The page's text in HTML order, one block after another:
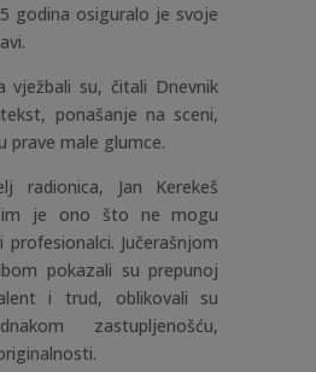
godina osiguralo je svoje
vježbali su, čitali Dnevnik
ponašanje na sceni,
prave male glumce.
radionica, Jan Kerekeš
im je ono što ne mogu
profesionalci. Jučerašnjom
pokazali su prepunoj
i trud, oblikovali su
zastupljenošću,